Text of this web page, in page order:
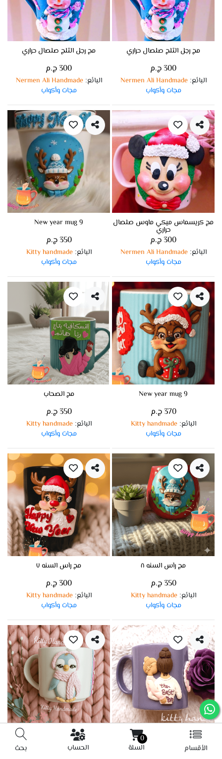
الأقسام
0
السلة
الحساب بحث
مج رجل الثلج صلصال حراري
300 ج.م
البائع:
Nermen Ali Handmade
مجات وأكواب
مج رجل الثلج صلصال حراري
300 ج.م
البائع:
Nermen Ali Handmade
مجات وأكواب
مج كريسماس ميكي ماوس صلصال
حراري
300 ج.م
البائع:
Nermen Ali Handmade
مجات وأكواب
New year mug 9
350 ج.م
البائع:
Kitty handmade
مجات وأكواب
New year mug 9
370 ج.م
البائع:
Kitty handmade
مجات وأكواب
مج الصحاب
350 ج.م
البائع:
Kitty handmade
مجات وأكواب
مج رأس السنه ٨
350 ج.م
البائع:
Kitty handmade
مجات وأكواب
مج رأس السنه ٧
300 ج.م
البائع:
Kitty handmade
مجات وأكواب
مج الشتاء ٢
350 ج.م